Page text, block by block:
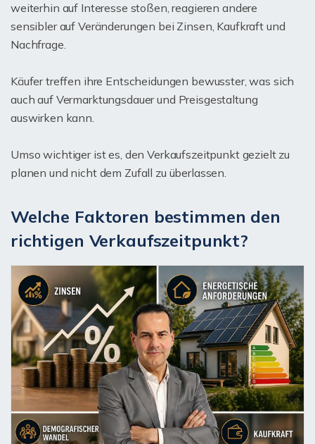
weiterhin auf Interesse stoßen, reagieren andere
sensibler auf Veränderungen bei Zinsen, Kaufkraft und
Nachfrage.
Käufer treffen ihre Entscheidungen bewusster, was sich
auch auf Vermarktungsdauer und Preisgestaltung
auswirken kann.
Umso wichtiger ist es, den Verkaufszeitpunkt gezielt zu
planen und nicht dem Zufall zu überlassen.
Welche Faktoren bestimmen den
richtigen Verkaufszeitpunkt?